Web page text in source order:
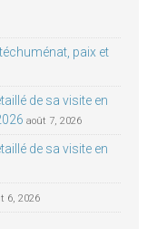
paix et
de sa visite en
août 7, 2026
de sa visite en
6, 2026